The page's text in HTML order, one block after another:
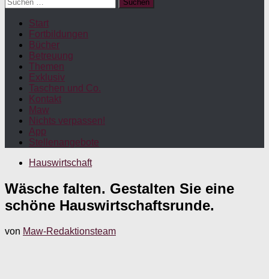
nach:
Start
Fortbildungen
Bücher
Betreuung
Themen
Exklusiv
Taschen und Co.
Kontakt
Maw
Nichts verpassen!
App
Stellenangebote
Hauswirtschaft
Wäsche falten. Gestalten Sie eine
schöne Hauswirtschaftsrunde.
von Maw-Redaktionsteam